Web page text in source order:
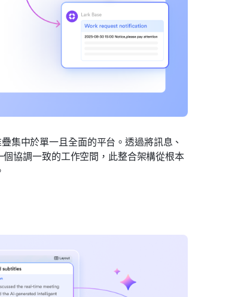
集中於單一且全面的平台。透過將訊息、
協調一致的工作空間，此整合架構從根本